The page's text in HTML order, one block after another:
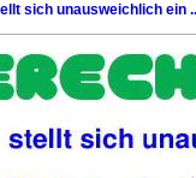
sich unausweichlich ein